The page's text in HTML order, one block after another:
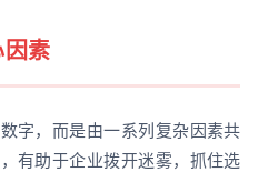
素
字，而是由一系列复杂因素共
有助于企业拨开迷雾，抓住选